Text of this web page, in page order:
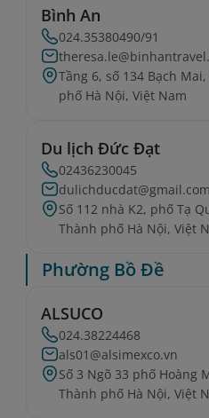
Bình An
024.35380490/91
Tầng 6, số 134 Bạch
phố Hà Nội, Việt Nam
Du lịch Đức Đạt
02436230045
dulichducdat@gmail.com
Số 112 nhà K2, phố Tạ
Thành phố Hà Nội, Việt
Phường Bồ Đề
ALSUCO
024.38224468
als01@alsimexco.vn
Số 3 Ngõ 33 phố Hoàng
Thành phố Hà Nội, Việt